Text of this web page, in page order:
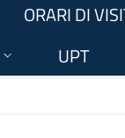
ORARI DI
UPT